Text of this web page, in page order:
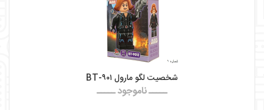
شخصیت لگو مارول BT-۹۰۱
ـــــ ناموجود ـــــ